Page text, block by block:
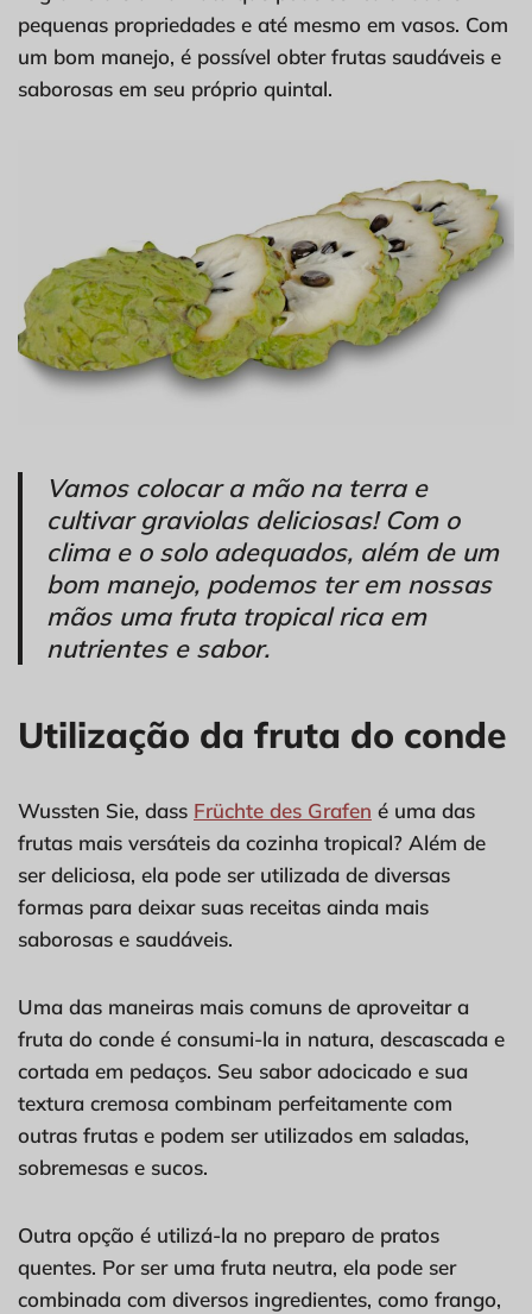
pequenas propriedades e até mesmo em vasos. Com
um bom manejo, é possível obter frutas saudáveis e
saborosas em seu próprio quintal.
Vamos colocar a mão na terra e
cultivar graviolas deliciosas! Com o
clima e o solo adequados, além de um
bom manejo, podemos ter em nossas
mãos uma fruta tropical rica em
nutrientes e sabor.
Utilização da fruta do conde
Wussten Sie, dass Früchte des Grafen é uma das
frutas mais versáteis da cozinha tropical? Além de
ser deliciosa, ela pode ser utilizada de diversas
formas para deixar suas receitas ainda mais
saborosas e saudáveis.
Uma das maneiras mais comuns de aproveitar a
fruta do conde é consumi-la in natura, descascada e
cortada em pedaços. Seu sabor adocicado e sua
textura cremosa combinam perfeitamente com
outras frutas e podem ser utilizados em saladas,
sobremesas e sucos.
Outra opção é utilizá-la no preparo de pratos
quentes. Por ser uma fruta neutra, ela pode ser
combinada com diversos ingredientes, como frango,